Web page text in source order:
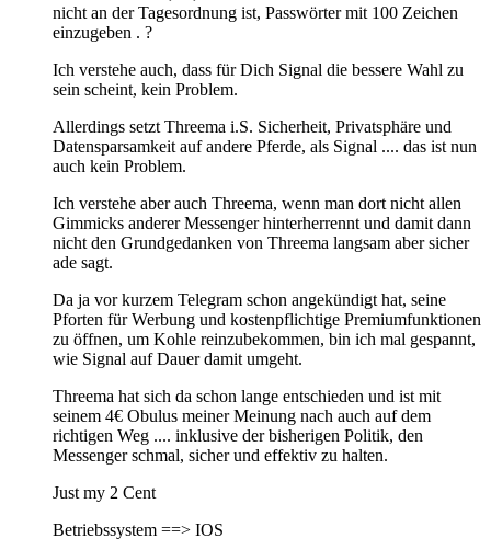
nicht an der Tagesordnung ist, Passwörter mit 100 Zeichen
einzugeben . ?
Ich verstehe auch, dass für Dich Signal die bessere Wahl zu
sein scheint, kein Problem.
Allerdings setzt Threema i.S. Sicherheit, Privatsphäre und
Datensparsamkeit auf andere Pferde, als Signal .... das ist nun
auch kein Problem.
Ich verstehe aber auch Threema, wenn man dort nicht allen
Gimmicks anderer Messenger hinterherrennt und damit dann
nicht den Grundgedanken von Threema langsam aber sicher
ade sagt.
Da ja vor kurzem Telegram schon angekündigt hat, seine
Pforten für Werbung und kostenpflichtige Premiumfunktionen
zu öffnen, um Kohle reinzubekommen, bin ich mal gespannt,
wie Signal auf Dauer damit umgeht.
Threema hat sich da schon lange entschieden und ist mit
seinem 4€ Obulus meiner Meinung nach auch auf dem
richtigen Weg .... inklusive der bisherigen Politik, den
Messenger schmal, sicher und effektiv zu halten.
Just my 2 Cent
Betriebssystem ==> IOS